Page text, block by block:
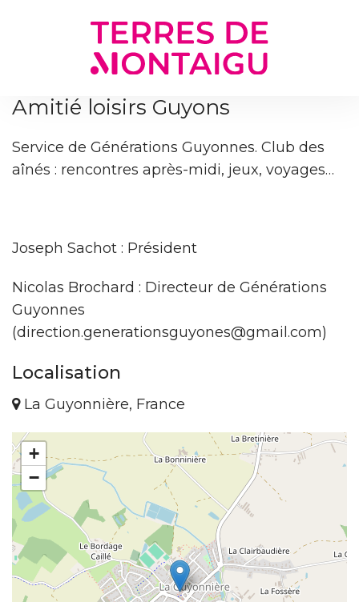
Amitié loisirs Guyons
Service de Générations Guyonnes. Club des
aînés : rencontres après-midi, jeux, voyages…
Joseph Sachot : Président
Nicolas Brochard : Directeur de Générations
Guyonnes
(direction.generationsguyones@gmail.com)
Localisation
La Guyonnière, France
+
−